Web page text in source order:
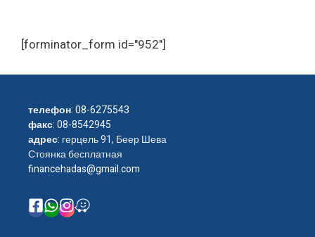
[forminator_form id="952"]
телефон:08-6275543
факс: 08-8542945
адрес: герцель 91, Беер Шева
Стоянка бесплатная
financehadas@gmail.com